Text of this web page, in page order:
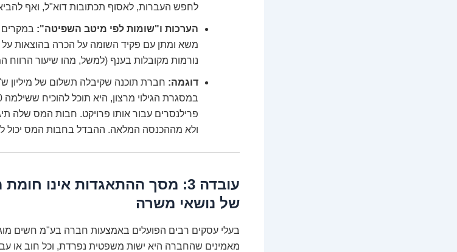
לחפש העברות, לאסוף תכתובות דוא"ל, ואף
הערכות ו"שומות לפי מיטב השפיטה": במקרים
משא ומתן עם פקיד השומה על הכרה בהוצאות
נורמות מקובלות בענף (למשל, מהו שיעור הרווח
דוגמה: חברת תוכנה שקיבלה תשלום של מיליון
ולא מההכנסה המלאה. ההבדל בחבות המס יכול
עובדה 3: מסך ההתאגדות אינו
של נושאי משרה
בעלי עסקים רבים הפועלים באמצעות חברה בע"מ חשים
מאמינים שהחברה היא ישות משפטית נפרדת, וכל חוב או